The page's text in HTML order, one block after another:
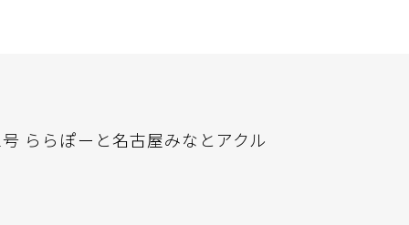
ららぽーと名古屋みなとアクル